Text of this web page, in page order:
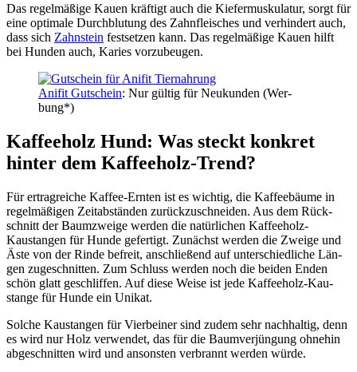
Das regel­mä­ßi­ge Kau­en kräf­tigt auch die Kie­fer­mus­ku­la­tur, sorgt für
eine opti­ma­le Durch­blu­tung des Zahn­fleisches und ver­hin­dert auch,
dass sich Zahn­stein fest­set­zen kann. Das regel­mä­ßi­ge Kau­en hilft
bei Hun­den auch, Kari­es vor­zu­beu­gen.
Ani­fit Gut­schein: Nur gül­tig für Neu­kun­den (Wer­
bung*)
Kaf­fee­holz Hund: Was steckt kon­kret
hin­ter dem Kaf­fee­holz-Trend?
Für ertrag­rei­che Kaf­fee-Ern­ten ist es wich­tig, die Kaf­fee­bäu­me in
regel­mä­ßi­gen Zeit­ab­stän­den zurück­zu­schnei­den. Aus dem Rück­
schnitt der Baum­zwei­ge wer­den die natür­li­chen Kaf­fee­holz-
Kaustan­gen für Hun­de gefer­tigt. Zunächst wer­den die Zwei­ge und
Äste von der Rin­de befreit, anschlie­ßend auf unter­schied­li­che Län­
gen zuge­schnit­ten. Zum Schluss wer­den noch die bei­den Enden
schön glatt geschlif­fen. Auf die­se Wei­se ist jede Kaf­fee­holz-Kau­
stan­ge für Hun­de ein Uni­kat.
Sol­che Kaustan­gen für Vier­bei­ner sind zudem sehr nach­hal­tig, denn
es wird nur Holz ver­wen­det, das für die Baum­ver­jün­gung ohne­hin
abge­schnit­ten wird und ansons­ten ver­brannt wer­den wür­de.